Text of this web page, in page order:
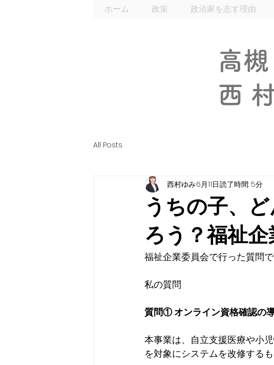
ホーム 政策 政治家を志す理由
高
西
All Posts
うちの子、
ろう？福祉
西村ゆみ6月11日読了時間: 5分
福祉企業委員会で行った質問
私の質問
質問① オンライン資格確認の
本事業は、自立支援医療や小
を対象にシステムを改修する